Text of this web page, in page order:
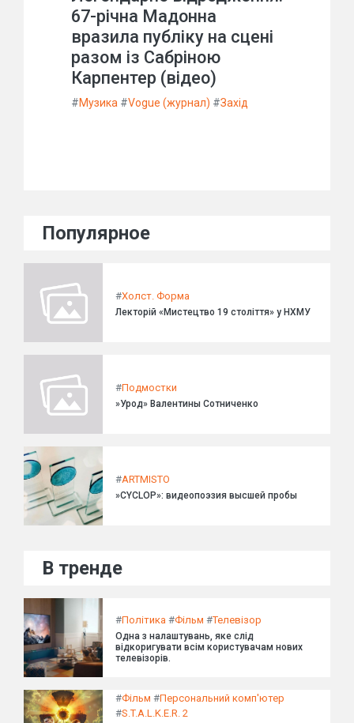
67-річна Мадонна
вразила публіку на сцені
разом із Сабріною
Карпентер (відео)
#Музика #Vogue (журнал) #Захід
Популярное
#Холст. Форма
Лекторій «Мистецтво 19 століття» у НХМУ
#Подмостки
»Урод» Валентины Сотниченко
#ARTMISTO
»CYCLOP»: видеопоэзия высшей пробы
В тренде
#Політика #Фільм #Телевізор
Одна з налаштувань, яке слід
відкоригувати всім користувачам нових
телевізорів.
#Фільм #Персональний комп'ютер
#S.T.A.L.K.E.R. 2